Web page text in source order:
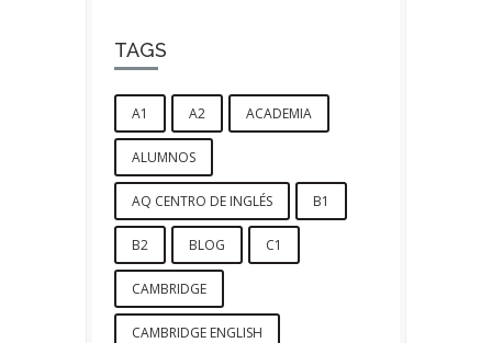
TAGS
A1 A2 ACADEMIA
ALUMNOS
AQ CENTRO DE INGLÉS B1
B2 BLOG C1
CAMBRIDGE
CAMBRIDGE ENGLISH